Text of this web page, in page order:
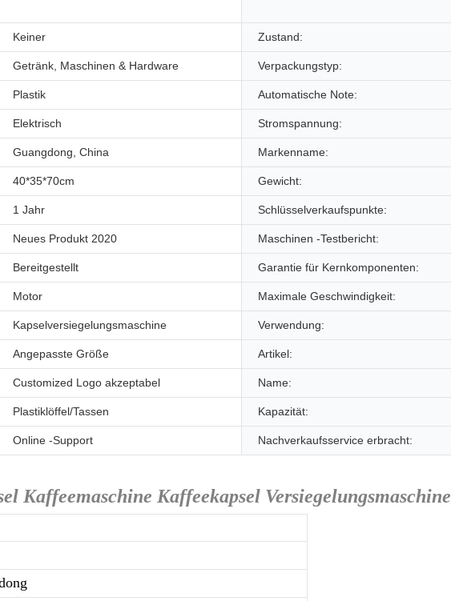
Keiner Zustand:
Getränk, Maschinen & Hardware Verpackungstyp:
Plastik Automatische Note:
Elektrisch Stromspannung:
Guangdong, China Markenname:
40*35*70cm Gewicht:
1 Jahr Schlüsselverkaufspunkte:
Neues Produkt 2020 Maschinen -Testbericht:
Bereitgestellt Garantie für Kernkomponenten:
Motor Maximale Geschwindigkeit:
Kapselversiegelungsmaschine Verwendung:
Angepasste Größe Artikel:
Customized Logo akzeptabel Name:
Plastiklöffel/Tassen Kapazität:
Online -Support Nachverkaufsservice erbracht:
Kaffeemaschine Kaffeekapsel Versiegelungsmaschine